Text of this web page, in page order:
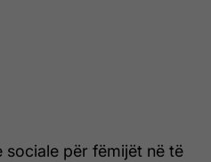
sociale për fëmijët në të